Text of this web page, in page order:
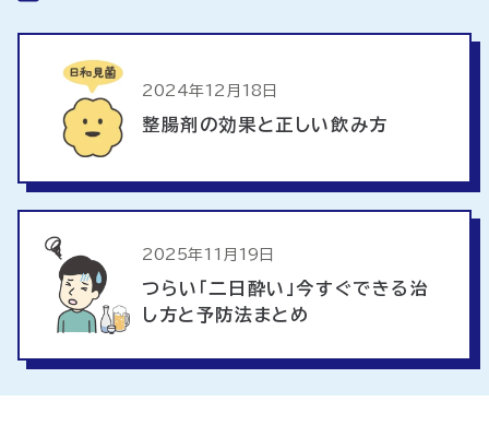
整腸剤の効果と正しい飲み方
2024年12月18日
つらい「二日酔い」今すぐできる治
し方と予防法まとめ
2025年11月19日